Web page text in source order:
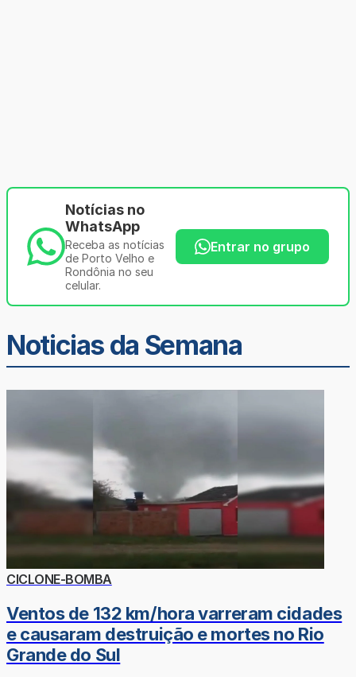
Notícias no
WhatsApp
Receba as notícias
de Porto Velho e
Rondônia no seu
celular.
Entrar no grupo
Noticias da Semana
CICLONE-BOMBA
Ventos de 132 km/hora varreram cidades
e causaram destruição e mortes no Rio
Grande do Sul